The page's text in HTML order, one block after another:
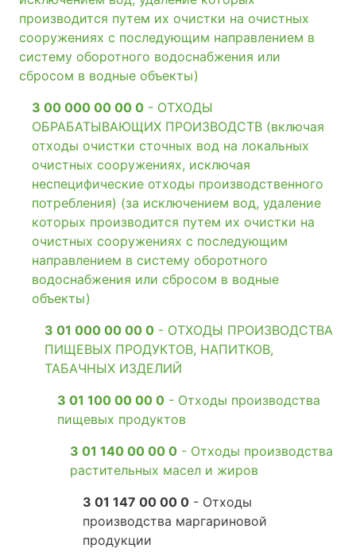
производится путем их очистки на очистных
сооружениях с последующим направлением в
систему оборотного водоснабжения или
сбросом в водные объекты)
3 00 000 00 00 0 - ОТХОДЫ
ОБРАБАТЫВАЮЩИХ ПРОИЗВОДСТВ (включая
отходы очистки сточных вод на локальных
очистных сооружениях, исключая
неспецифические отходы производственного
потребления) (за исключением вод, удаление
которых производится путем их очистки на
очистных сооружениях с последующим
направлением в систему оборотного
водоснабжения или сбросом в водные
объекты)
3 01 000 00 00 0 - ОТХОДЫ ПРОИЗВОДСТВА
ПИЩЕВЫХ ПРОДУКТОВ, НАПИТКОВ,
ТАБАЧНЫХ ИЗДЕЛИЙ
3 01 100 00 00 0 - Отходы производства
пищевых продуктов
3 01 140 00 00 0 - Отходы производства
растительных масел и жиров
3 01 147 00 00 0 - Отходы
производства маргариновой
продукции